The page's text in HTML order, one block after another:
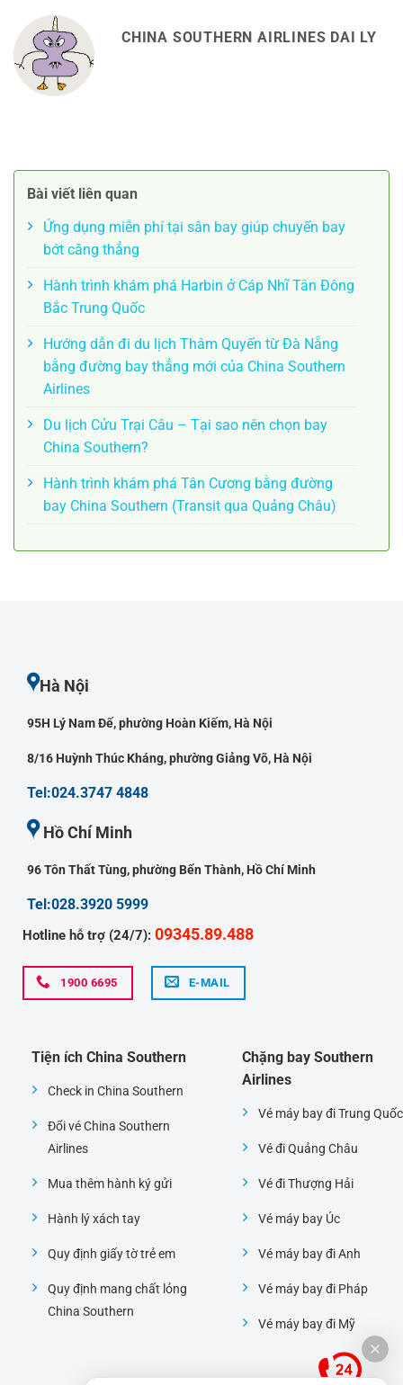
CHINA SOUTHERN AIRLINES DAI LY
Bài viết liên quan
Ứng dụng miễn phí tại sân bay giúp chuyến bay
bớt căng thẳng
Hành trình khám phá Harbin ở Cáp Nhĩ Tân Đông
Bắc Trung Quốc
Hướng dẫn đi du lịch Thâm Quyến từ Đà Nẵng
bằng đường bay thẳng mới của China Southern
Airlines
Du lịch Cửu Trại Câu – Tại sao nên chọn bay
China Southern?
Hành trình khám phá Tân Cương bằng đường
bay China Southern (Transit qua Quảng Châu)
Hà Nội
95H Lý Nam Đế, phường Hoàn Kiếm, Hà Nội
8/16 Huỳnh Thúc Kháng, phường Giảng Võ, Hà Nội
Tel:024.3747 4848
Hồ Chí Minh
96 Tôn Thất Tùng, phường Bến Thành, Hồ Chí Minh
Tel:028.3920 5999
Hotline hỗ trợ (24/7): 09345.89.488
1900 6695 E-MAIL
Tiện ích China Southern
Check in China Southern
Đổi vé China Southern
Airlines
Mua thêm hành ký gửi
Hành lý xách tay
Quy định giấy tờ trẻ em
Quy định mang chất lỏng
China Southern
Chặng bay Southern
Airlines
Vé máy bay đi Trung Quốc
Vé đi Quảng Châu
Vé đi Thượng Hải
Vé máy bay Úc
Vé máy bay đi Anh
Vé máy bay đi Pháp
Vé máy bay đi Mỹ